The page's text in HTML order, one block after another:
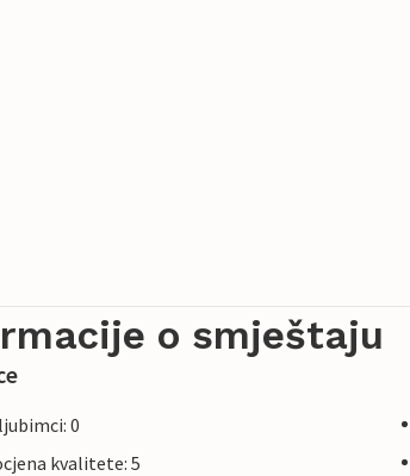
o smještaju
0
kvalitete: 5